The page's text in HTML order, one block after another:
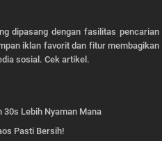
dipasang dengan fasilitas pencarian
iklan favorit dan fitur membagikan
sosial. Cek artikel.
30s Lebih Nyaman Mana
Pasti Bersih!